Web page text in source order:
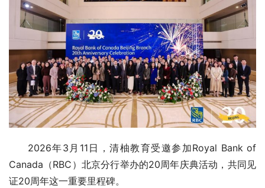
2026年3月11日，清柚教育受邀参加Royal Bank of
Canada（RBC）北京分行举办的20周年庆典活动，共同见
证20周年这一重要里程碑。